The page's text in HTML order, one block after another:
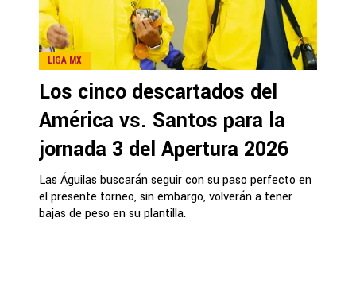
LIGA MX
Los cinco descartados del
América vs. Santos para la
jornada 3 del Apertura 2026
Las Águilas buscarán seguir con su paso perfecto en
el presente torneo, sin embargo, volverán a tener
bajas de peso en su plantilla.